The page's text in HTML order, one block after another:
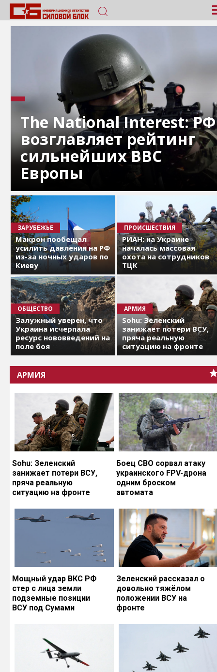
The National Interest: РФ
возглавляет рейтинг
сильнейших ВВС
Европы
ЗАРУБЕЖЬЕ
Макрон пообещал
усилить давления на РФ
из-за ночных ударов по
Киеву
ПРОИСШЕСТВИЯ
РИАН: на Украине
началась массовая
охота на сотрудников
ТЦК
ОБЩЕСТВО
Залужный уверен, что
Украина исчерпала
ресурс нововведений на
поле боя
АРМИЯ
Sohu: Зеленский
занижает потери ВСУ,
пряча реальную
ситуацию на фронте
АРМИЯ
Sohu: Зеленский
занижает потери ВСУ,
пряча реальную
ситуацию на фронте
Боец СВО сорвал атаку
украинского FPV-дрона
одним броском
автомата
Мощный удар ВКС РФ
стер с лица земли
подземные позиции
ВСУ под Сумами
Зеленский рассказал о
довольно тяжёлом
положении ВСУ на
фронте